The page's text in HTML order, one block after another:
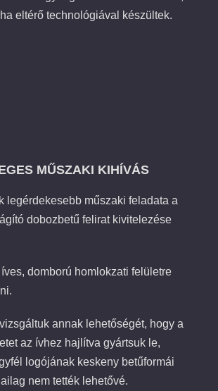
eltérő technológiával készültek.
MŰSZAKI KIHÍVÁS
legérdekesebb műszaki feladata a
dobozbetű felirat kivitelezése
domború homlokzati felületre
annak lehetőségét, hogy a
az ívhez hajlítva gyártsuk le,
logójának keskeny betűformái
nem tették lehetővé.